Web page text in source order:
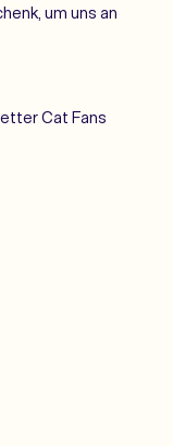
um uns an
Cat Fans